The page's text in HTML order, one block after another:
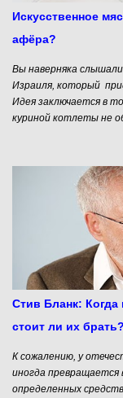
месте), никаких
персонала. Рядов...
Искусственное
афёра?
Вы наверняка
Израиля, который
Идея заключается в
куриной котлеты не
тысяч долларов.
инвесторы, как New
стартап привлёк
технологии.
сейчас стоит
долларов. Для
Meats потратил на
330 тысяч долларов.
Стив Бланк:
стоит ли их брать?
К сожалению, у
иногда превращается
определенных